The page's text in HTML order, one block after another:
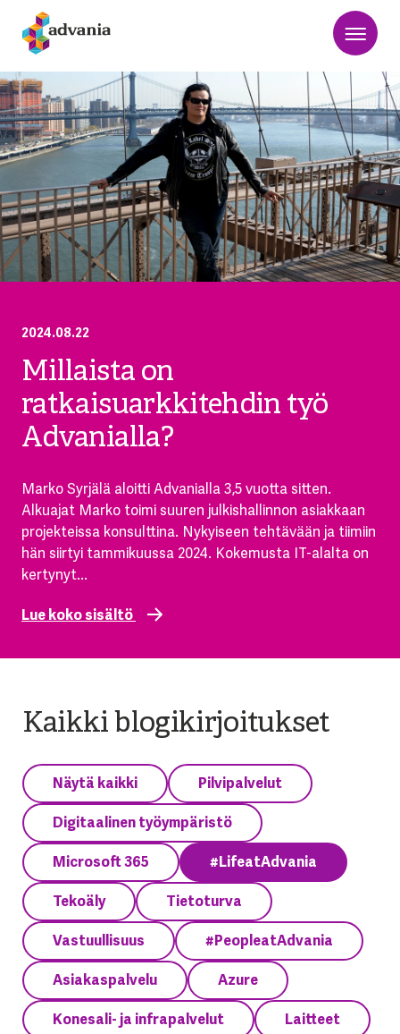
2024.08.22
Millaista on
ratkaisuarkkitehdin työ
Advanialla?
Marko Syrjälä aloitti Advanialla 3,5 vuotta sitten.
Alkuajat Marko toimi suuren julkishallinnon asiakkaan
projekteissa konsulttina. Nykyiseen tehtävään ja tiimiin
hän siirtyi tammikuussa 2024. Kokemusta IT-alalta on
kertynyt...
Lue koko sisältö
Kaikki blogikirjoitukset
Näytä kaikki Pilvipalvelut
Digitaalinen työympäristö
Microsoft 365 #LifeatAdvania
Tekoäly Tietoturva
Vastuullisuus #PeopleatAdvania
Asiakaspalvelu Azure
Konesali- ja infrapalvelut Laitteet